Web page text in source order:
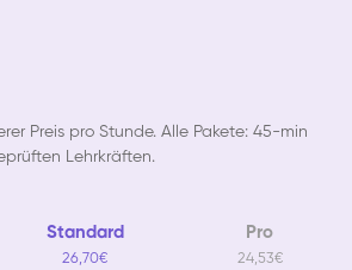
Preis pro Stunde. Alle Pakete: 45-min
Lehrkräften.
Standard
26,70€
Pro
24,53€